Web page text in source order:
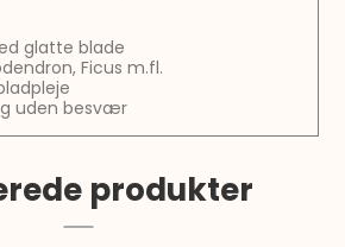
glatte blade
Ficus m.fl.
uden besvær
produkter